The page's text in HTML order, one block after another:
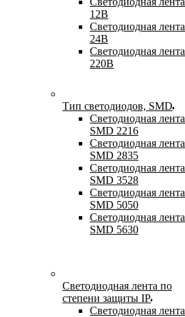
12В
Светодиодная лента
24В
Светодиодная лента
220В
Тип светодиодов, SMD
Cветодиодная лента
SMD 2216
Светодиодная лента
SMD 2835
Светодиодная лента
SMD 3528
Светодиодная лента
SMD 5050
Светодиодная лента
SMD 5630
Светодиодная лента по
степени защиты IP
Светодиодная лента